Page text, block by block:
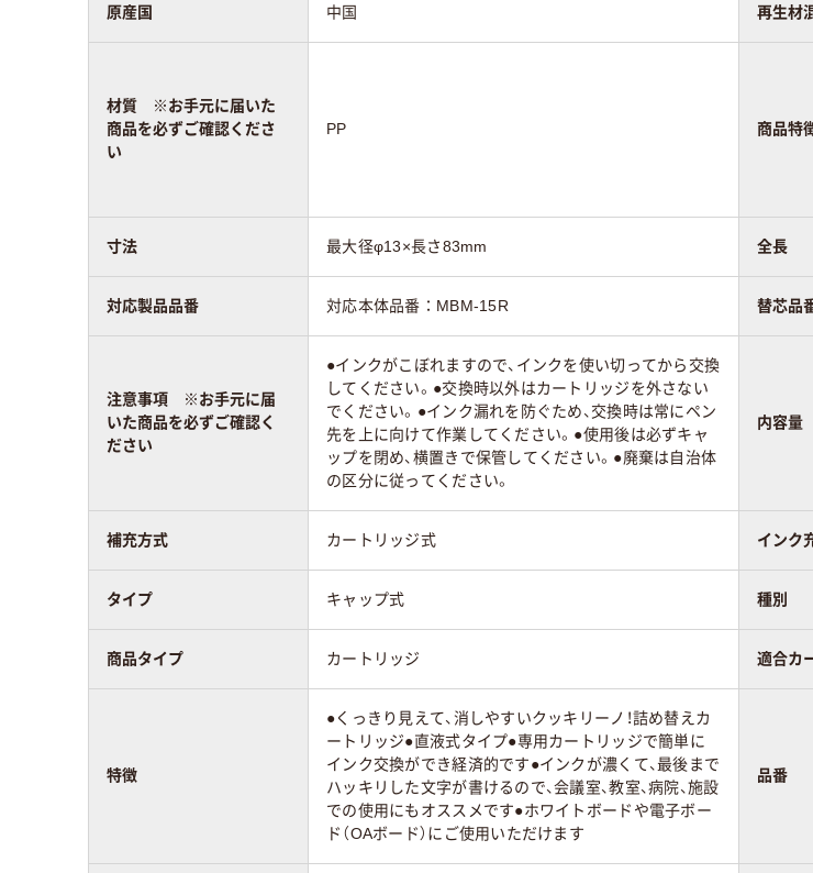
原産国 中国 再生材
材質 ※お手元に届いた
商品を必ずご確認くださ
い
PP 商品特
寸法 最大径φ13×長さ83mm 全長
対応製品品番 対応本体品番：MBM-15R 替芯品
注意事項 ※お手元に届
いた商品を必ずご確認く
ださい
●インクがこぼれますので、インクを使い切ってから交換
してください。●交換時以外はカートリッジを外さない
でください。●インク漏れを防ぐため、交換時は常にペン
先を上に向けて作業してください。●使用後は必ずキャ
ップを閉め、横置きで保管してください。●廃棄は自治体
の区分に従ってください。
内容量
補充方式 カートリッジ式 インク
タイプ キャップ式 種別
商品タイプ カートリッジ 適合カ
特徴
●くっきり見えて、消しやすいクッキリーノ！詰め替えカ
ートリッジ●直液式タイプ●専用カートリッジで簡単に
インク交換ができ経済的です●インクが濃くて、最後まで
ハッキリした文字が書けるので、会議室、教室、病院、施設
での使用にもオススメです●ホワイトボードや電子ボー
ド（OAボード）にご使用いただけます
品番